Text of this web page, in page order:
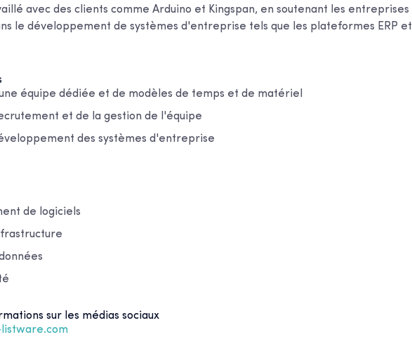
avec des clients comme Arduino et Kingspan, en soutenant les entreprises
le développement de systèmes d'entreprise tels que les plateformes ERP et
équipe dédiée et de modèles de temps et de matériel
et de la gestion de l'équipe
des systèmes d'entreprise
de logiciels
sur les médias sociaux